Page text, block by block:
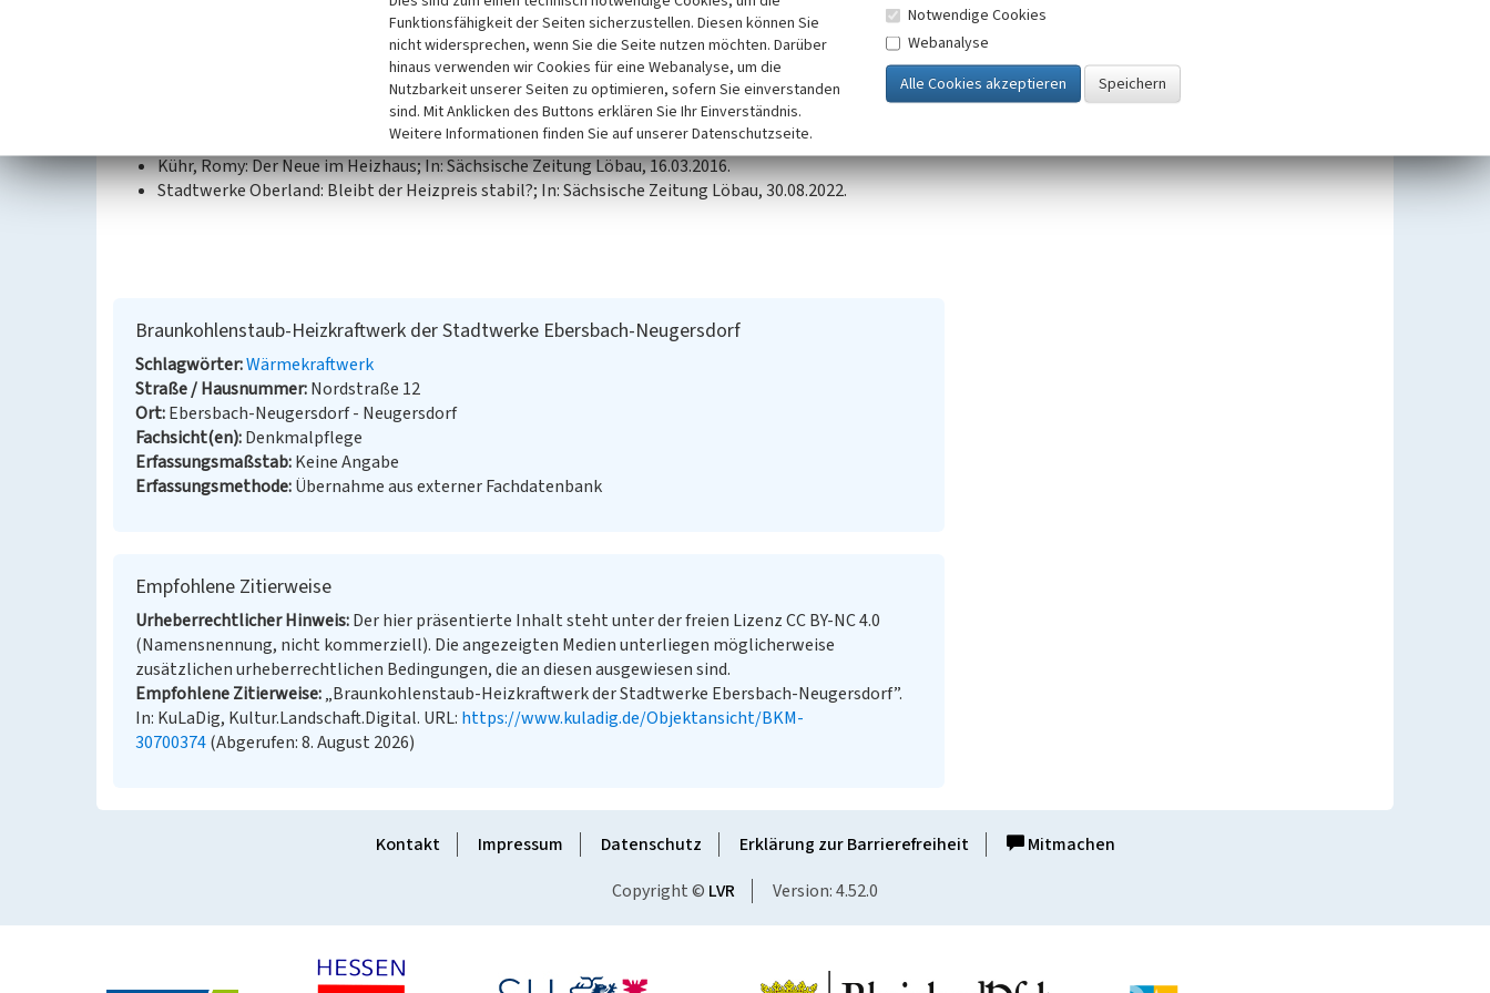
An dieser Stelle befand sich bereits vor 1984 ein Wärmekraftwerk.
Kühr, Romy: Der Neue im Heizhaus; In: Sächsische Zeitung Löbau, 16.03.2016.
Stadtwerke Oberland: Bleibt der Heizpreis stabil?; In: Sächsische Zeitung Löbau, 30.08.2022.
Braunkohlenstaub-Heizkraftwerk der Stadtwerke Ebersbach-Neugersdorf
Schlagwörter Wärmekraftwerk
Straße / Hausnummer Nordstraße 12
Ort Ebersbach-Neugersdorf - Neugersdorf
Fachsicht(en) Denkmalpflege
Erfassungsmaßstab Keine Angabe
Erfassungsmethode Übernahme aus externer Fachdatenbank
Empfohlene Zitierweise
Urheberrechtlicher Hinweis Der hier präsentierte Inhalt steht unter der freien Lizenz CC BY-NC 4.0
(Namensnennung, nicht kommerziell). Die angezeigten Medien unterliegen möglicherweise
zusätzlichen urheberrechtlichen Bedingungen, die an diesen ausgewiesen sind.
Empfohlene Zitierweise „Braunkohlenstaub-Heizkraftwerk der Stadtwerke Ebersbach-Neugersdorf”.
In: KuLaDig, Kultur.Landschaft.Digital. URL: https://www.kuladig.de/Objektansicht/BKM-
30700374(Abgerufen: 8. August 2026)
Kontakt Impressum Datenschutz Erklärung zur Barrierefreiheit
Mitmachen
Copyright © LVR Version: 4.52.0
Funktionsfähigkeit der Seiten sicherzustellen. Diesen können Sie
nicht widersprechen, wenn Sie die Seite nutzen möchten. Darüber
hinaus verwenden wir Cookies für eine Webanalyse, um die
Nutzbarkeit unserer Seiten zu optimieren, sofern Sie einverstanden
sind. Mit Anklicken des Buttons erklären Sie Ihr Einverständnis.
Weitere Informationen finden Sie auf unserer Datenschutzseite.
Notwendige Cookies
Webanalyse